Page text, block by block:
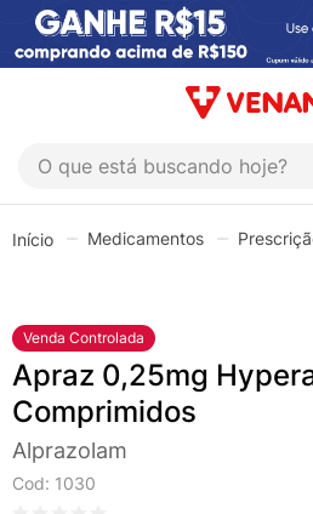
O que está buscando hoje?
Medicamentos
Venda Controlada
Apraz 0,25mg
Comprimidos
Alprazolam
Cod: 1030
1º
coristina
4 º
fly gotas
5º